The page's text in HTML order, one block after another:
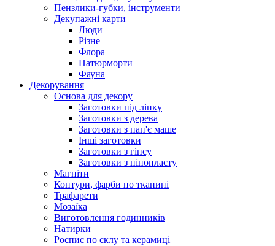
Пензлики-губки, інструменти
Декупажні карти
Люди
Різне
Флора
Натюрморти
Фауна
Декорування
Основа для декору
Заготовки під ліпку
Заготовки з дерева
Заготовки з пап'є маше
Інші заготовки
Заготовки з гіпсу
Заготовки з пінопласту
Магніти
Контури, фарби по тканині
Трафарети
Мозаїка
Виготовлення годинників
Натирки
Роспис по склу та керамиці